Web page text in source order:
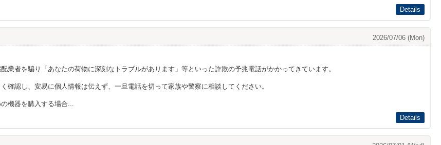
Details
2026/07/06 (Mon)
業者を騙り「あなたの荷物に深刻なトラブルがあります」等といった詐欺の予兆電話がかかってきています。
確認し、安易に個人情報は伝えず、一旦電話を切って家族や警察に相談してください。
機器を購入する場合...
Details